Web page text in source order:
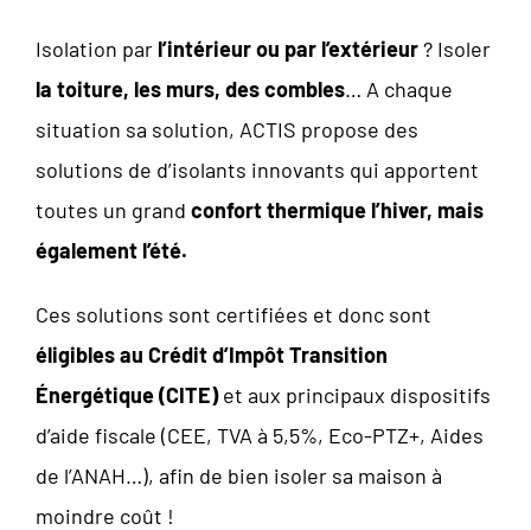
Isolation par l’intérieur ou par l’extérieur? Isoler
la toiture, les murs, des combles… A chaque
situation sa solution, ACTIS propose des
solutions de d’isolants innovants qui apportent
toutes un grand confort thermique l’hiver, mais
également l’été.
Ces solutions sont certifiées et donc sont
éligibles au Crédit d’Impôt Transition
Énergétique (CITE)et aux principaux dispositifs
d’aide fiscale (CEE, TVA à 5,5%, Eco-PTZ+, Aides
de l’ANAH…), afin de bien isoler sa maison à
moindre coût !